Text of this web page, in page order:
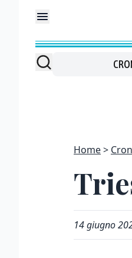
Home
14 giugno